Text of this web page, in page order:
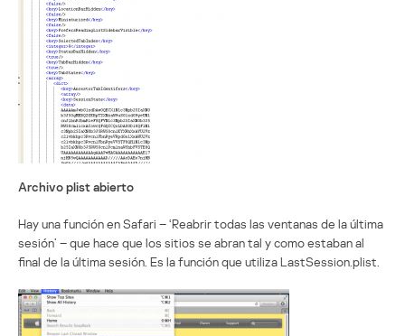
Archivo plist abierto
Hay una función en Safari – ‘Reabrir todas las ventanas de la última
sesión’ – que hace que los sitios se abran tal y como estaban al
final de la última sesión. Es la función que utiliza LastSession.plist.